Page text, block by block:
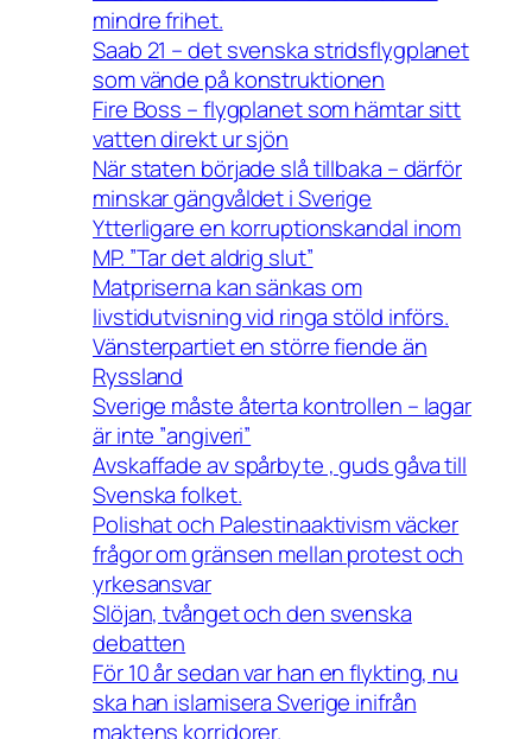
mindre frihet.
Saab 21 – det svenska stridsflygplanet
som vände på konstruktionen
Fire Boss – flygplanet som hämtar sitt
vatten direkt ur sjön
När staten började slå tillbaka – därför
minskar gängvåldet i Sverige
Ytterligare en korruptionskandal inom
MP. ”Tar det aldrig slut”
Matpriserna kan sänkas om
livstidutvisning vid ringa stöld införs.
Vänsterpartiet en större fiende än
Ryssland
Sverige måste återta kontrollen – lagar
är inte ”angiveri”
Avskaffade av spårbyte , guds gåva till
Svenska folket.
Polishat och Palestinaaktivism väcker
frågor om gränsen mellan protest och
yrkesansvar
Slöjan, tvånget och den svenska
debatten
För 10 år sedan var han en flykting, nu
ska han islamisera Sverige inifrån
maktens korridorer.